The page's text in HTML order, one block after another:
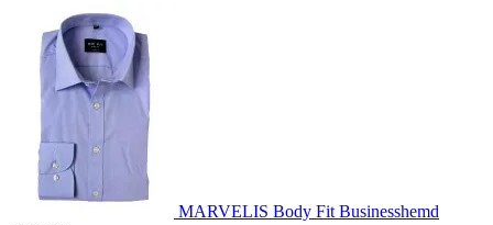
MARVELIS Body Fit Businesshemd